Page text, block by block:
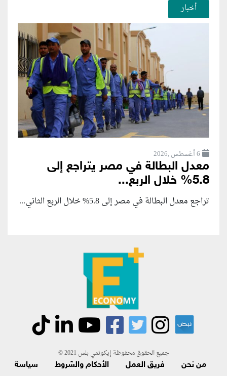
أخبار
6 أغسطس ,2026
معدل البطالة في مصر يتراجع إلى
5.8% خلال الربع...
تراجع معدل البطالة في مصر إلى 5.8% خلال الربع الثاني...
جميع الحقوق محفوظة إيكونمي بلس 2021 ©
من نحن فريق العمل الأحكام والشروط
سياسة